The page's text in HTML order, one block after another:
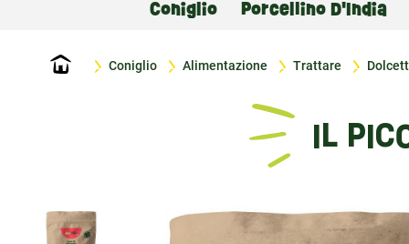
Coniglio Porcellino D'India
Home Coniglio Alimentazione Trattare
IL